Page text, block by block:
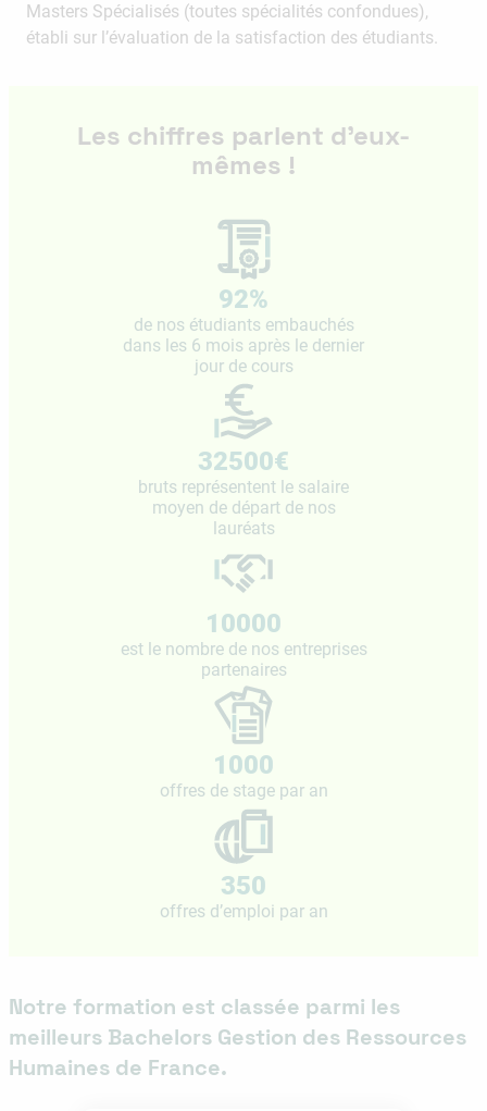
Masters Spécialisés (toutes spécialités confondues),
établi sur l’évaluation de la satisfaction des étudiants.
Les chiffres parlent d’eux-
mêmes !
92%
de nos étudiants embauchés
dans les 6 mois après le dernier
jour de cours
32500€
bruts représentent le salaire
moyen de départ de nos
lauréats
10000
est le nombre de nos entreprises
partenaires
1000
offres de stage par an
350
offres d’emploi par an
Notre formation est classée parmi les
meilleurs Bachelors Gestion des Ressources
Humaines de France.